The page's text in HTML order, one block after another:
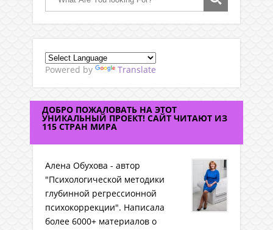
Powered by Translate
ДОБРО ПОЖАЛОВАТЬ НА ЭТОТ
УНИКАЛЬНЫЙ ПРОЕКТ! САЙТ ЧИТАЮТ ИЗ
115 СТРАН МИРА
Алена Обухова - автор
"Психологической методики
глубинной регрессионной
психокоррекции". Написала
более 6000+ материалов о